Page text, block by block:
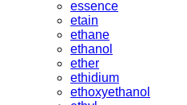
essence
etain
ethane
ethanol
ether
ethidium
ethoxyethanol